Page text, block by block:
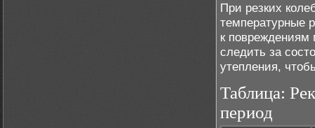
При резких
температурные
к
следить за
утепления,
Таблица:
период